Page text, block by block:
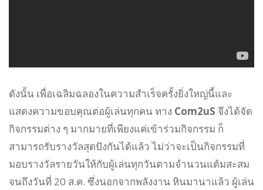
ดังนั้น เพื่อเฉลิมฉลองในความสำเร็จครั้งยิ่งใหญ่นี้และ
แสดงความขอบคุณต่อผู้เล่นทุกคน ทาง Com2uS จึงได้จัด
กิจกรรมต่าง ๆ มากมายที่เพียงแค่เข้าร่วมกิจกรรม ก็
สามารถรับรางวัลสุดปังกันได้แล้ว ไม่ว่าจะเป็นกิจกรรมที่
มอบรางวัลรายวันให้กับผู้เล่นทุกวันตามจำนวนแต้มสะสม
จนถึงวันที่ 20 ส.ค. ซึ่งนอกจากพลังงาน หินมานาแล้ว ผู้เล่น